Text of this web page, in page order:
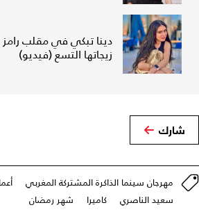
دينا تبكي في مقلب
زيجاتها التسع (فيديو)
شارك
مهرجان سينما الذاكرة المشتركة المغربي
سعيد الناصري
كاميرا شهر رمضان